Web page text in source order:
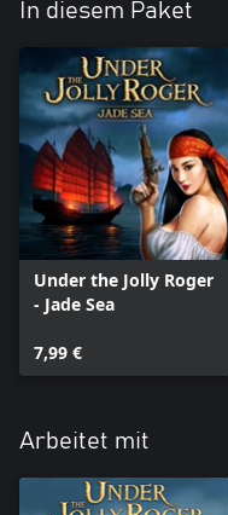
In diesem Paket
Under the Jolly Roger
- Jade Sea
7,99 €
Arbeitet mit